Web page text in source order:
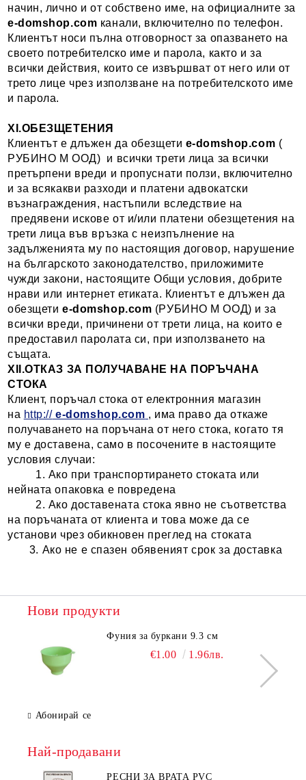
начин, лично и от собствено име, на официалните за
e-domshop.com канали, включително по телефон.
Клиентът носи пълна отговорност за опазването на
своето потребителско име и парола, както и за
всички действия, които се извършват от него или от
трето лице чрез използване на потребителското име
и парола.
XI.ОБЕЗЩЕТЕНИЯ
Клиентът е длъжен да обезщети e-domshop.com (
РУБИНО М ООД) и всички трети лица за всички
претърпени вреди и пропуснати ползи, включително
и за всякакви разходи и платени адвокатски
възнаграждения, настъпили вследствие на
предявени искове от и/или платени обезщетения на
трети лица във връзка с неизпълнение на
задълженията му по настоящия договор, нарушение
на българското законодателство, приложимите
чужди закони, настоящите Общи условия, добрите
нрави или интернет етиката. Клиентът е длъжен да
обезщетиe-domshop.com (РУБИНО М ООД) и за
всички вреди, причинени от трети лица, на които е
предоставил паролата си, при използването на
същата.
XII.ОТКАЗ ЗА ПОЛУЧАВАНЕ НА ПОРЪЧАНА
СТОКА
Клиент, поръчал стока от електронния магазин
на http://e-domshop.com , има право да откаже
получаването на поръчана от него стока, когато тя
му е доставена, само в посочените в настоящите
условия случаи:
1. Ако при транспортирането стоката или
нейната опаковка е повредена
2. Ако доставената стока явно не съответства
на поръчаната от клиента и това може да се
установи чрез обикновен преглед на стоката
3. Ако не е спазен обявеният срок за доставка
Нови продукти
Фуния за буркани 9.3 см
€1.00 1.96лв.
Абонирай се
Най-продавани
РЕСНИ ЗА ВРАТА PVC